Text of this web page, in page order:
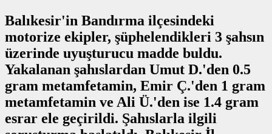
Balıkesir'in Bandırma ilçesindeki
motorize ekipler, şüphelendikleri 3 şahsın
üzerinde uyuşturucu madde buldu.
Yakalanan şahıslardan Umut D.'den 0.5
gram metamfetamin, Emir Ç.'den 1 gram
metamfetamin ve Ali Ü.'den ise 1.4 gram
esrar ele geçirildi. Şahıslarla ilgili